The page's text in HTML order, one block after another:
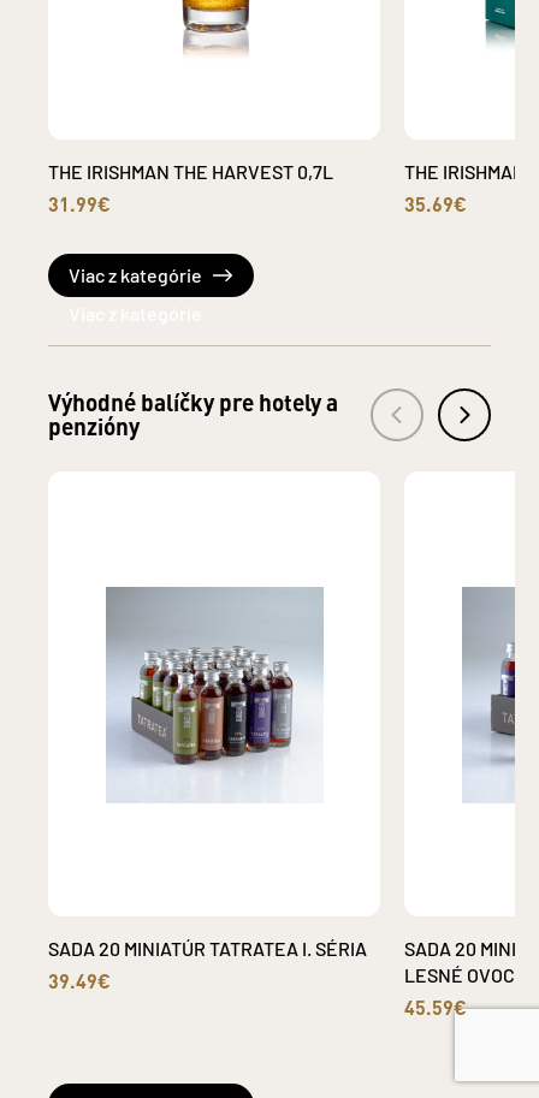
THE IRISHMAN THE HARVEST 0,7L
31.99€
THE IRISHMAN
35.69€
Viac z kategórie
Výhodné balíčky pre hotely a
penzióny
SADA 20 MINIATÚR TATRATEA I. SÉRIA
39.49€
SADA 20
LESNÉ OVOCIE
45.59€